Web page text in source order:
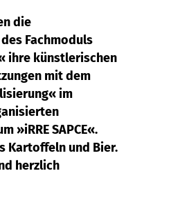
die
Fachmoduls
ihre künstlerischen
mit dem
im
»iRRE SAPCE«.
Kartoffeln und Bier.
herzlich